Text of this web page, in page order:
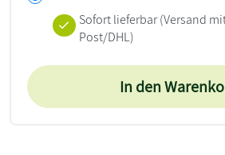
Sofort lieferbar(Versand
Post/DHL)
In den